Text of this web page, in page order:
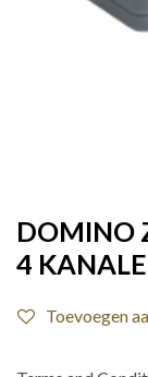
DOMINO
4
Toevoegen